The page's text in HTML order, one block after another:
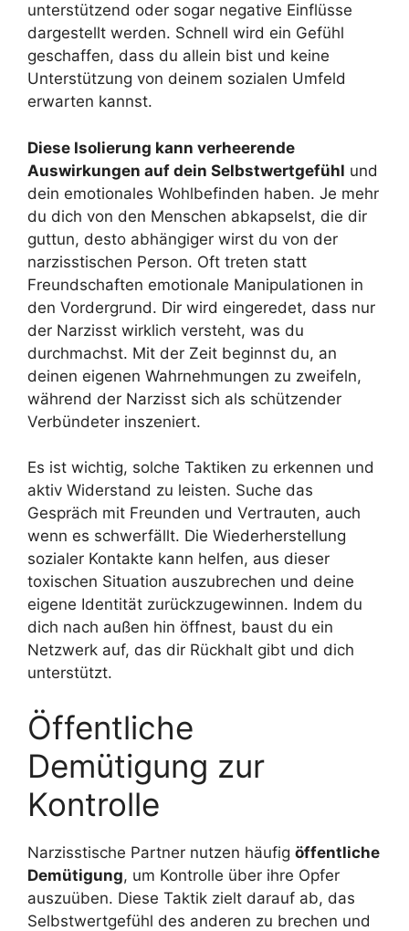
unterstützend oder sogar negative Einflüsse
dargestellt werden. Schnell wird ein Gefühl
geschaffen, dass du allein bist und keine
Unterstützung von deinem sozialen Umfeld
erwarten kannst.
Diese Isolierung kann verheerende
Auswirkungen auf dein Selbstwertgefühl und
dein emotionales Wohlbefinden haben. Je mehr
du dich von den Menschen abkapselst, die dir
guttun, desto abhängiger wirst du von der
narzisstischen Person. Oft treten statt
Freundschaften emotionale Manipulationen in
den Vordergrund. Dir wird eingeredet, dass nur
der Narzisst wirklich versteht, was du
durchmachst. Mit der Zeit beginnst du, an
deinen eigenen Wahrnehmungen zu zweifeln,
während der Narzisst sich als schützender
Verbündeter inszeniert.
Es ist wichtig, solche Taktiken zu erkennen und
aktiv Widerstand zu leisten. Suche das
Gespräch mit Freunden und Vertrauten, auch
wenn es schwerfällt. Die Wiederherstellung
sozialer Kontakte kann helfen, aus dieser
toxischen Situation auszubrechen und deine
eigene Identität zurückzugewinnen. Indem du
dich nach außen hin öffnest, baust du ein
Netzwerk auf, das dir Rückhalt gibt und dich
unterstützt.
Öffentliche
Demütigung zur
Kontrolle
Narzisstische Partner nutzen häufig öffentliche
Demütigung, um Kontrolle über ihre Opfer
auszuüben. Diese Taktik zielt darauf ab, das
Selbstwertgefühl des anderen zu brechen und